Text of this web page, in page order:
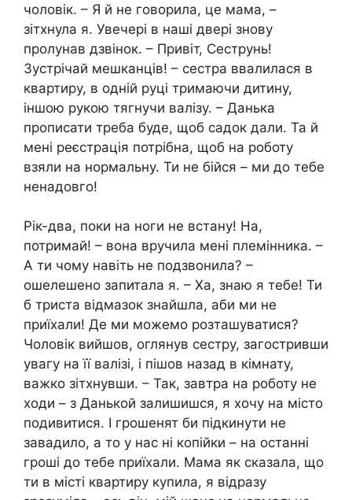
чоловік. – Я й не говорила, це мама, –
зітхнула я. Увечері в наші двері знову
пролунав дзвінок. – Привіт, Сеструнь!
Зустрічай мешканців! – сестра ввалилася в
квартиру, в одній руці тримаючи дитину,
іншою рукою тягнучи валізу. – Данька
прописати треба буде, щоб садок дали. Та й
мені реєстрація потрібна, щоб на роботу
взяли на нормальну. Ти не бійся – ми до тебе
ненадовго!
Рік-два, поки на ноги не встану! На,
потримай! – вона вручила мені племінника. –
А ти чому навіть не подзвонила? –
ошелешено запитала я. – Ха, знаю я тебе! Ти
б триста відмазок знайшла, аби ми не
приїхали! Де ми можемо розташуватися?
Чоловік вийшов, оглянув сестру, загостривши
увагу на її валізі, і пішов назад в кімнату,
важко зітхнувши. – Так, завтра на роботу не
ходи – з Данькой залишишся, я хочу на місто
подивитися. І грошенят би підкинути не
завадило, а то у нас ні копійки – на останні
гроші до тебе приїхали. Мама як сказала, що
ти в місті квартиру купила, я відразу